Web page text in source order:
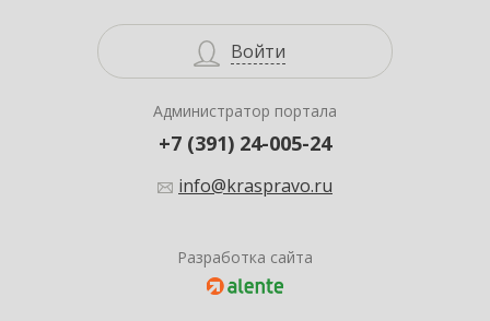
Войти
Администратор портала
+7 (391) 24-005-24
info@kraspravo.ru
Разработка сайта